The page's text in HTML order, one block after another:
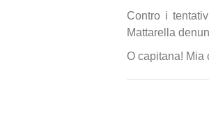
Contro i
Mattarella
O capitana! Mia